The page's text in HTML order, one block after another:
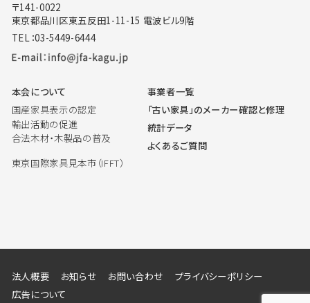
〒141-0022
東京都品川区東五反田1-11-15 電波ビル9階
TEL：03-5449-6444
本会について
国産家具表示の認定
輸出活動の促進
合法木材・木製品の普及
東京国際家具見本市（IFFT）
事業者一覧
「古い家具」のメーカー確認と修理
統計データ
よくあるご質問
法人概要 お知らせ お問い合わせ
プライバシーポリシー
広告について